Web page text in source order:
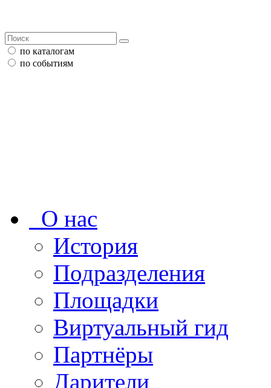
по каталогам
по событиям
О нас
История
Подразделения
Площадки
Виртуальный гид
Партнёры
Дарители